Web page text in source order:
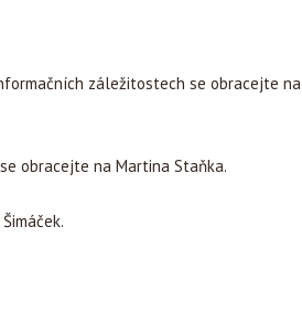
záležitostech se obracejte na
obracejte na Martina Staňka.